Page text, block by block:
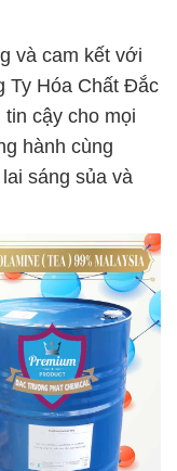
và cam kết với
Ty Hóa Chất Đắc
cậy cho mọi
hành cùng
sáng sủa và